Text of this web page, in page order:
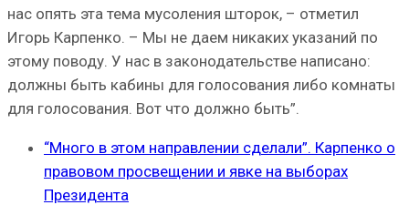
нас опять эта тема мусоления шторок, – отметил
Игорь Карпенко. – Мы не даем никаких указаний по
этому поводу. У нас в законодательстве написано:
должны быть кабины для голосования либо комнаты
для голосования. Вот что должно быть”.
“Много в этом направлении сделали”. Карпенко о
правовом просвещении и явке на выборах
Президента